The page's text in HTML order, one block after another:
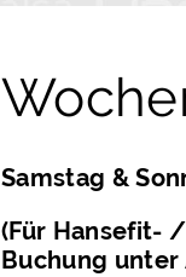
Samstag &
(Für Hansefit-
Buchung